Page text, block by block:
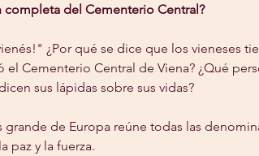
del Cementerio Central?
¿Por qué se dice que los vieneses
Cementerio Central de Viena? ¿Qué
sus lápidas sobre sus vidas?
de Europa reúne todas las
paz y la fuerza.